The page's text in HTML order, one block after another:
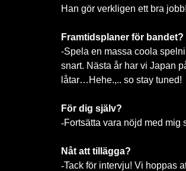
Han gör verkligen ett bra
Framtidsplaner för bandet?
-Spela en massa coola
snart. Nästa år har vi Japan
låtar…Hehe.,.. so stay tuned!
För dig själv?
-Fortsätta vara nöjd med mig
Nåt att tillägga?
-Tack för intervju! Vi hoppas